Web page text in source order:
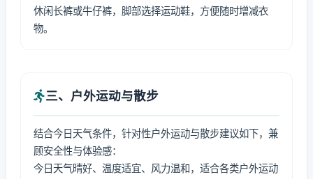
休闲长裤或牛仔裤，脚部选择运动鞋，方便随时增减衣
物。
三、户外运动与散步
结合今日天气条件，针对性户外运动与散步建议如下，兼
顾安全性与体验感：
今日天气晴好、温度适宜、风力温和，适合各类户外运动